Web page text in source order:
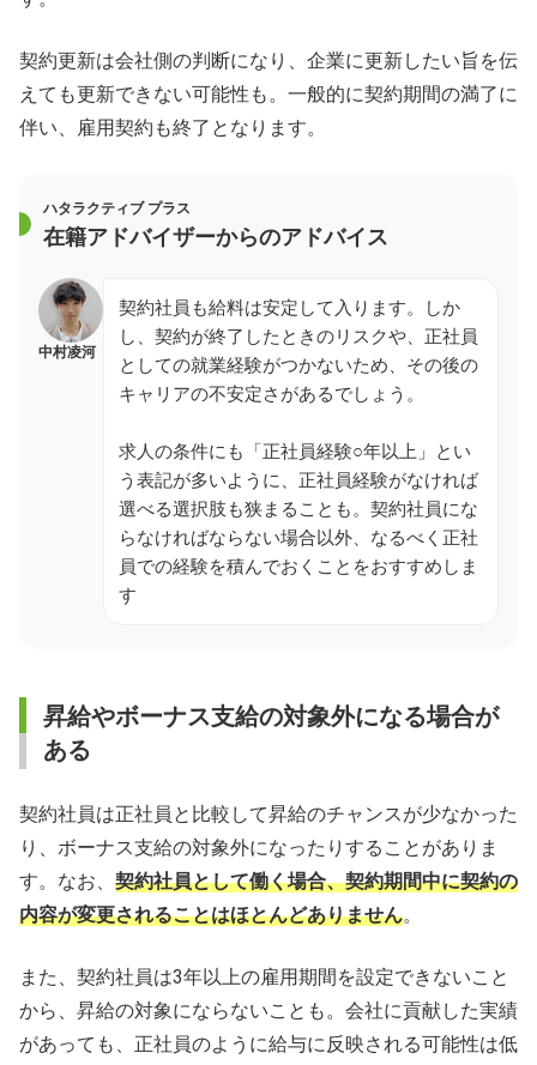
契約更新は会社側の判断になり、企業に更新したい旨を伝
えても更新できない可能性も。一般的に契約期間の満了に
伴い、雇用契約も終了となります。
ハタラクティブ プラス
在籍アドバイザーからのアドバイス
中村凌河
契約社員も給料は安定して入ります。しか
し、契約が終了したときのリスクや、正社員
としての就業経験がつかないため、その後の
キャリアの不安定さがあるでしょう。
求人の条件にも「正社員経験○年以上」とい
う表記が多いように、正社員経験がなければ
選べる選択肢も狭まることも。契約社員にな
らなければならない場合以外、なるべく正社
員での経験を積んでおくことをおすすめしま
す
昇給やボーナス支給の対象外になる場合が
ある
契約社員は正社員と比較して昇給のチャンスが少なかった
り、ボーナス支給の対象外になったりすることがありま
す。なお、 契約社員として働く場合、契約期間中に契約の
内容が変更されることはほとんどありません。
また、契約社員は3年以上の雇用期間を設定できないこと
から、昇給の対象にならないことも。会社に貢献した実績
があっても、正社員のように給与に反映される可能性は低